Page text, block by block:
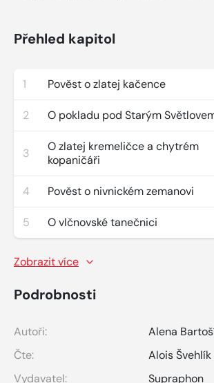
Přehled kapitol
1 Pověst o zlatej kačence
2 O pokladu pod Starým
3
O zlatej kremeličce a chytrém
kopaničáři
4 Pověst o nivnickém zemanovi
5 O vlčnovské tanečnici
Zobrazit více
Podrobnosti
Autoři:
Alena
Čte:
Alois Švehlík
Vydavatel:
Supraphon